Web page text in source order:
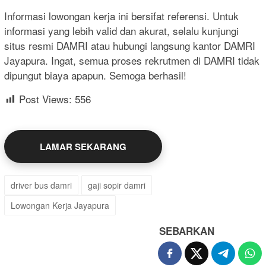
Informasi lowongan kerja ini bersifat referensi. Untuk
informasi yang lebih valid dan akurat, selalu kunjungi
situs resmi DAMRI atau hubungi langsung kantor DAMRI
Jayapura. Ingat, semua proses rekrutmen di DAMRI tidak
dipungut biaya apapun. Semoga berhasil!
Post Views: 556
LAMAR SEKARANG
driver bus damri
gaji sopir damri
Lowongan Kerja Jayapura
SEBARKAN